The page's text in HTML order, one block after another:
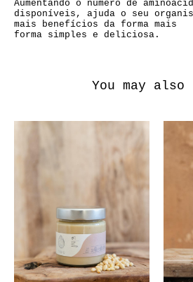
Aumentando o número de
disponíveis, ajuda o seu
mais benefícios da forma mais
forma simples e deliciosa.
You may